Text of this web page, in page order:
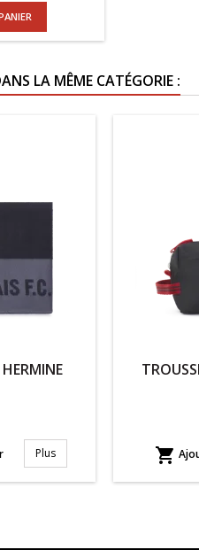
LA MÊME CATÉGORIE :
Plus 